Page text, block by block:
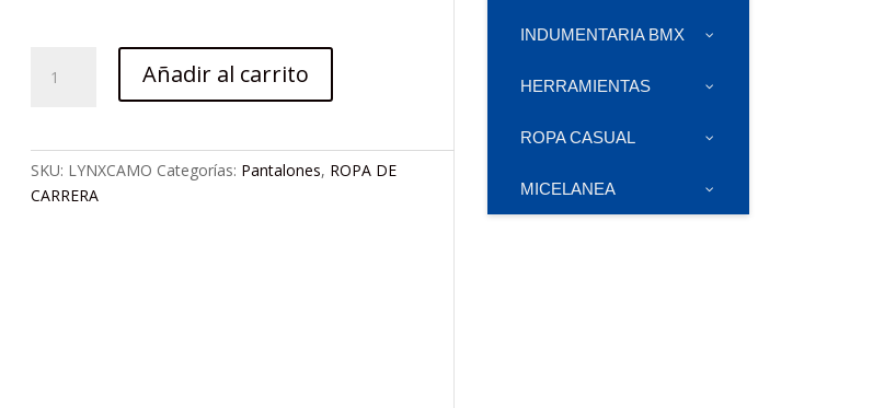
LYNX
CAMUFLADO
Añadir al carrito
SKU: LYNXCAMO Categorías: Pantalones, ROPA DE
CARRERA
INDUMENTARIA BMX
HERRAMIENTAS
ROPA CASUAL
MICELANEA